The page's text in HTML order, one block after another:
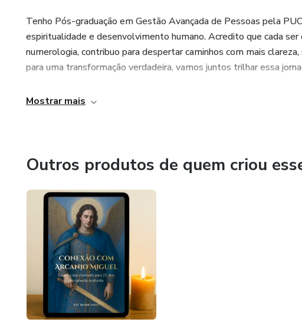
Tenho Pós-graduação em Gestão Avançada de Pessoas pela
espiritualidade e desenvolvimento humano. Acredito que cada ser
numerologia, contribuo para despertar caminhos com mais
para uma transformação verdadeira, vamos juntos trilhar essa
Mostrar mais
Outros produtos de quem criou